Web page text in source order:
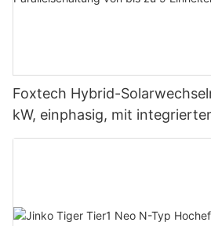
Foxtech Hybrid-
kW, einphasig, mit
unterstützt Parallelschaltung